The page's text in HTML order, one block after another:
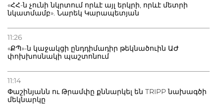
«ՀՀ-ն չունի նկրտում որևէ այլ երկրի, որևէ մետրի
նկատմամբ». Նարեկ Կարապետյան
11:26
«ՔՊ»-ն կաջակցի ընդդիմադիր թեկնածուին ԱԺ
փոխխոսնակի պաշտոնում
11:14
Փաշինյանն ու Թրամփը քննարկել են TRIPP նախագծի
մեկնարկը